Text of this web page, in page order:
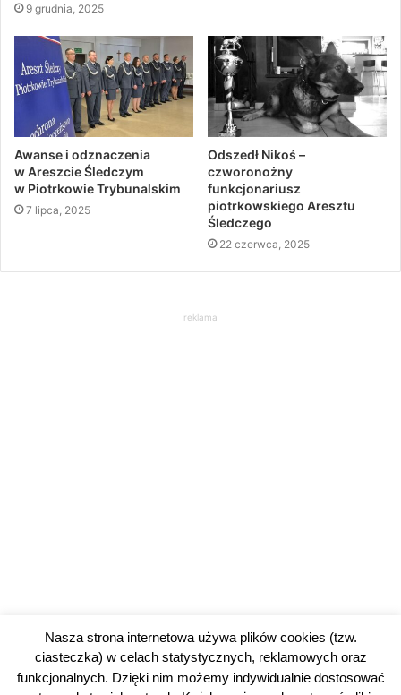
9 grudnia, 2025
Awanse i odznaczenia
w Areszcie Śledczym
w Piotrkowie Trybunalskim
7 lipca, 2025
Odszedł Nikoś –
czworonożny
funkcjonariusz
piotrkowskiego Aresztu
Śledczego
22 czerwca, 2025
reklama
Nasza strona internetowa używa plików cookies (tzw.
ciasteczka) w celach statystycznych, reklamowych oraz
funkcjonalnych. Dzięki nim możemy indywidualnie dostosować